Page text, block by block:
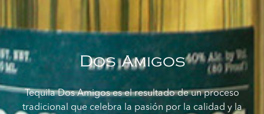
Dos Amigos
Tequila Dos Amigos es el resultado de un proceso
tradicional que celebra la pasión por la calidad y la